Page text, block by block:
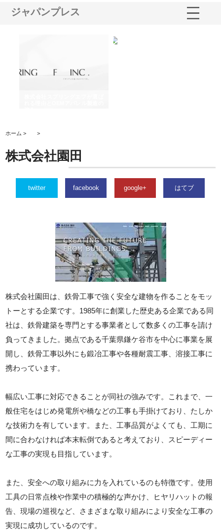
ジャパンプレス
ホーム > >
株式会社園田
twitter facebook google+ はてブ
株式会社園田は、鉄骨工事で強く安全な建物を作ることをモッ
トーとする企業です。1985年に創業した歴史ある企業である同
社は、鉄骨建築を専門とする事業者として数多くの工事を請け
負ってきました。拠点である千葉県鎌ケ谷市を中心に事業を展
開し、鉄骨工事以外にも鍛冶工事や各種耐震工事、溶接工事に
携わっています。
幅広い工事に対応できることが同社の強みです。これまで、一
般住宅をはじめ発電所や橋などの工事も手掛けており、たしか
な技術力を有しています。また、工事品質がよくても、工期に
間に合わなければ本末転倒であると考えており、スピーディー
な工事の実現も目指しています。
また、安全への取り組みに力を入れているのも特徴です。使用
工具の日常点検や作業中の積極的な声かけ、ヒヤリハットの報
告、現場の巡視など、さまざまな取り組みにより安全な工事の
実現に成功しているのです。